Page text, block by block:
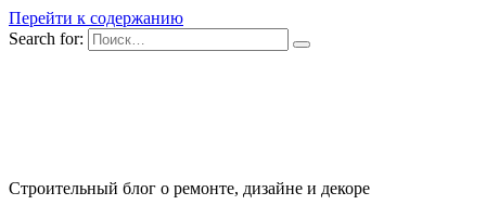
Перейти к содержанию
Search for:
Строительный блог о ремонте, дизайне и декоре